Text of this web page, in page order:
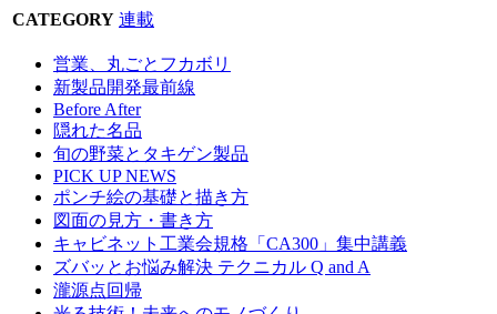
CATEGORY 連載
営業、丸ごとフカボリ
新製品開発最前線
Before After
隠れた名品
旬の野菜とタキゲン製品
PICK UP NEWS
ポンチ絵の基礎と描き方
図面の見方・書き方
キャビネット工業会規格「CA300」集中講義
ズバッとお悩み解決 テクニカル Q and A
瀧源点回帰